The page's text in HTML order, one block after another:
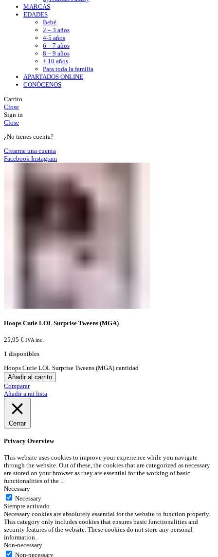
MARCAS
EDADES
Bebé
2 – 3 años
4-5 años
6 – 7 años
8 – 9 años
+ 10 años
Para toda la familia
APARTADOS ONLINE
CONÓCENOS
Carrito
Close
Sign in
Close
¿No tienes cuenta?
Crearme una cuenta
Facebook Instagram
Hoops Cutie LOL Surprise Tweens (MGA)
25,95 € IVA inc.
1 disponibles
Hoops Cutie LOL Surprise Tweens (MGA) cantidad
Añadir al carrito
Comparar
Añadir a mi lista
Cerrar
Privacy Overview
This website uses cookies to improve your experience while you navigate
through the website. Out of these, the cookies that are categorized as necessary
are stored on your browser as they are essential for the working of basic
functionalities of the
Necessary
Necessary
Siempre activado
Necessary cookies are absolutely essential for the website to function properly.
This category only includes cookies that ensures basic functionalities and
security features of the website. These cookies do not store any personal
information.
Non-necessary
Non-necessary